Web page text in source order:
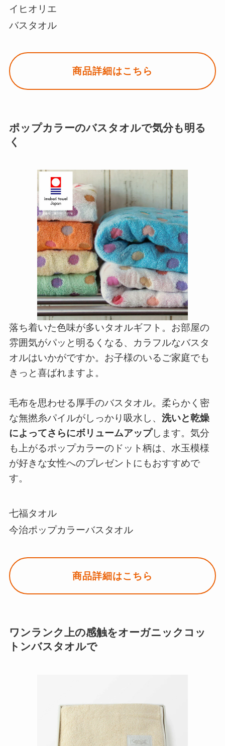
イヒオリエ
バスタオル
商品詳細はこちら
ポップカラーのバスタオルで気分も明る
く
落ち着いた色味が多いタオルギフト。お部屋の
雰囲気がパッと明るくなる、カラフルなバスタ
オルはいかがですか。お子様のいるご家庭でも
きっと喜ばれますよ。
毛布を思わせる厚手のバスタオル。柔らかく密
な無撚糸パイルがしっかり吸水し、 洗いと乾燥
によってさらにボリュームアップします。気分
も上がるポップカラーのドット柄は、水玉模様
が好きな女性へのプレゼントにもおすすめで
す。
七福タオル
今治ポップカラーバスタオル
商品詳細はこちら
ワンランク上の感触をオーガニックコッ
トンバスタオルで